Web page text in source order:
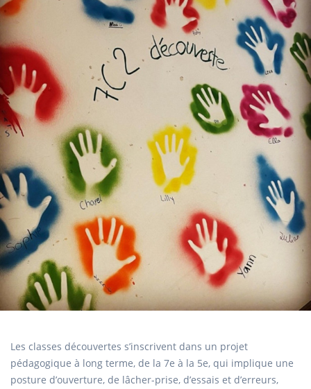
Les classes découvertes s’inscrivent dans un projet
pédagogique à long terme, de la 7e à la 5e, qui implique une
posture d’ouverture, de lâcher-prise, d’essais et d’erreurs,